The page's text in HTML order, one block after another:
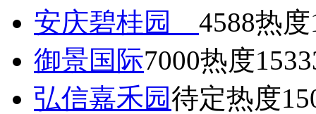
安庆碧桂园 4588热度
御景国际7000热度
弘信嘉禾园待定热度